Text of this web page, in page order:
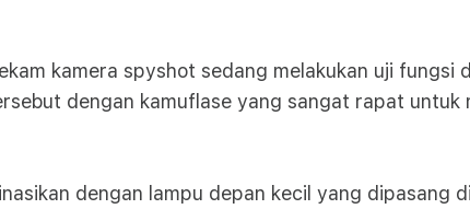
kamera spyshot sedang melakukan uji
dengan kamuflase yang sangat rapat untuk
dengan lampu depan kecil yang dipasang